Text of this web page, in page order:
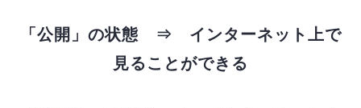
「公開」の状態 ⇒ インターネット上で
見ることができる